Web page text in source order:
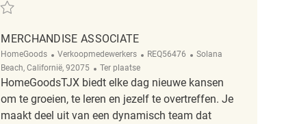
Redden Merchandise Associate REQ129902
MERCHANDISE ASSOCIATE
HomeGoods Categorie
Verkoopmedewerkers ReqId
REQ56476 Plaats
Solana
Beach, Californië, 92075
Afgelegen
Ter plaatse
HomeGoodsTJX biedt elke dag nieuwe kansen
om te groeien, te leren en jezelf te overtreffen. Je
maakt deel uit van een dynamisch team dat